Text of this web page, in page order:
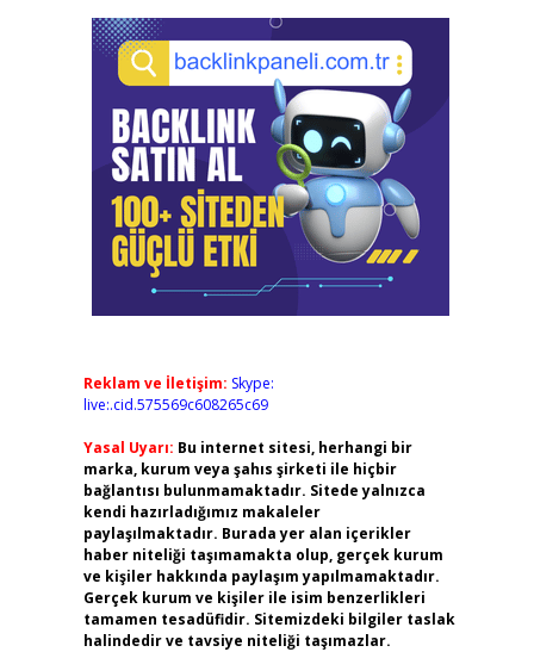
Reklam ve İletişim: Skype:
live:.cid.575569c608265c69
Yasal Uyarı: Bu internet sitesi, herhangi bir
marka, kurum veya şahıs şirketi ile hiçbir
bağlantısı bulunmamaktadır. Sitede yalnızca
kendi hazırladığımız makaleler
paylaşılmaktadır. Burada yer alan içerikler
haber niteliği taşımamakta olup, gerçek kurum
ve kişiler hakkında paylaşım yapılmamaktadır.
Gerçek kurum ve kişiler ile isim benzerlikleri
tamamen tesadüfidir. Sitemizdeki bilgiler taslak
halindedir ve tavsiye niteliği taşımazlar.